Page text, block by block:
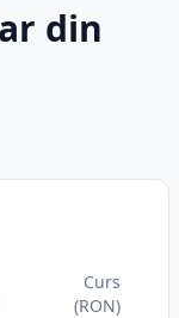
din
Curs
(RON)